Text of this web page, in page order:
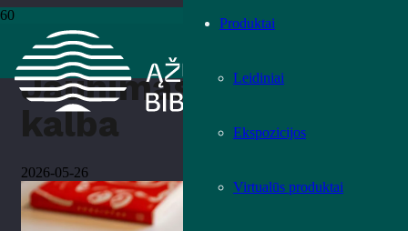
Produktai
Leidiniai
Ekspozicijos
Virtualūs produktai
Jaunimas (ir)
kalba
2026-05-26